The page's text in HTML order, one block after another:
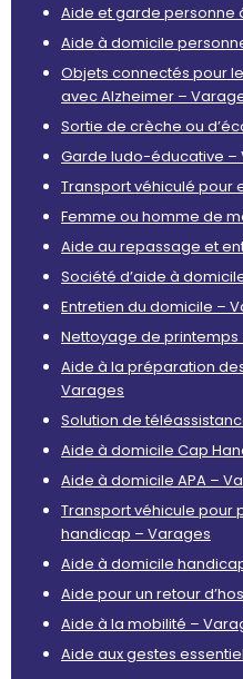
Aide et garde personne
Aide à domicile
Objets connectés pour
avec Alzheimer –
Sortie de crèche ou
Garde ludo-éducative –
Transport véhiculé pour
Femme ou homme de
Aide au repassage et
Société d’aide à
Entretien du domicile –
Nettoyage de printemps
Aide à la préparation
Varages
Solution de
Aide à domicile Cap
Aide à domicile APA –
Transport véhicule pour
handicap – Varages
Aide à domicile
Aide pour un retour
Aide à la mobilité –
Aide aux gestes